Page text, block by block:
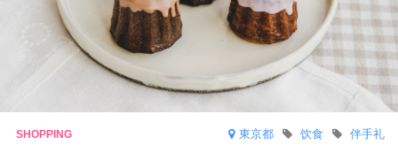
東京都 伴手礼
饮食